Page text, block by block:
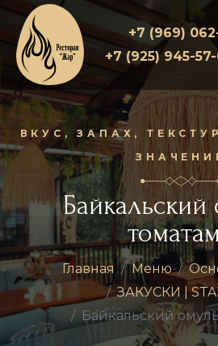
+7 (969)
+7 (925) 945-
ВКУС, ЗАПАХ,
Байкальский
Главная Меню
ЗАКУСКИ |
Байкальский